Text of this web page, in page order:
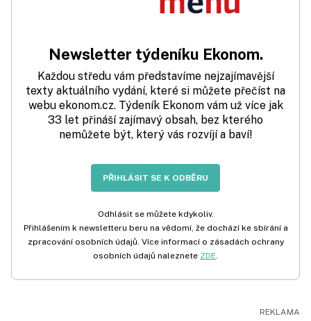
Newsletter týdeníku Ekonom.
Každou středu vám představíme nejzajímavější
texty aktuálního vydání, které si můžete přečíst na
webu ekonom.cz. Týdeník Ekonom vám už více jak
33 let přináší zajímavý obsah, bez kterého
nemůžete být, který vás rozvíjí a baví!
PŘIHLÁSIT SE K ODBĚRU
Odhlásit se můžete kdykoliv.
Přihlášením k newsletteru beru na vědomí, že dochází ke sbírání a
zpracování osobních údajů. Více informací o zásadách ochrany
osobních údajů naleznete ZDE.